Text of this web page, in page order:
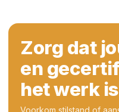
Zorg dat
en
het werk is
Voorkom stilstand of